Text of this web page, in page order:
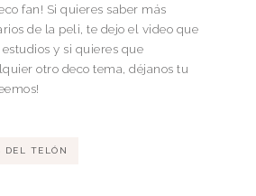
fan! Si quieres saber más
de la peli, te dejo el video que
y si quieres que
otro deco tema, déjanos tu
DEL TELÓN